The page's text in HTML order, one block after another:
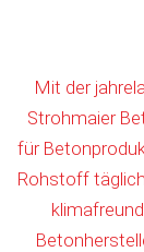
Mit der
Strohmaier
für
Rohstoff